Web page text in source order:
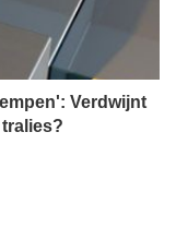
Verdwijnt